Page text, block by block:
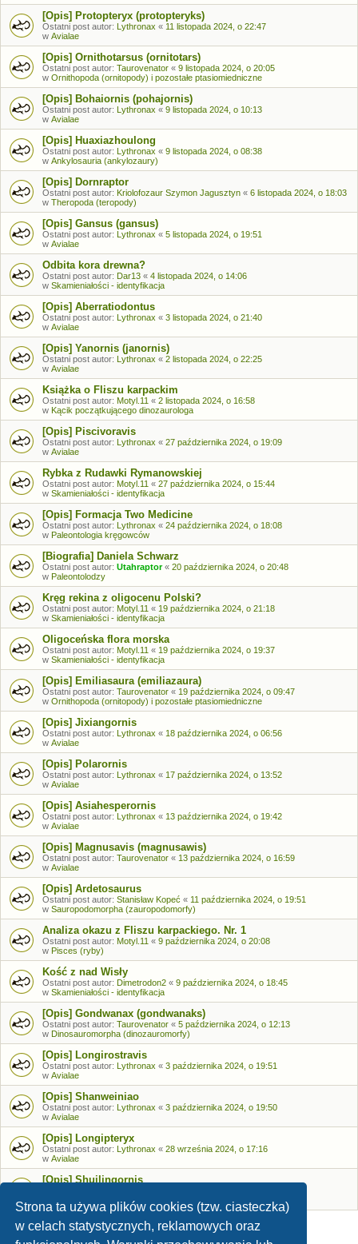
Strona ta używa plików cookies (tzw. ciasteczka)
w celach statystycznych, reklamowych oraz
[Opis] Protopteryx (protopteryks)
Ostatni post autor: Lythronax « 11 listopada 2024, o 22:47
w Avialae
[Opis] Ornithotarsus (ornitotars)
Ostatni post autor: Taurovenator « 9 listopada 2024, o 20:05
w Ornithopoda (ornitopody) i pozostałe ptasiomiedniczne
[Opis] Bohaiornis (pohajornis)
Ostatni post autor: Lythronax « 9 listopada 2024, o 10:13
w Avialae
[Opis] Huaxiazhoulong
Ostatni post autor: Lythronax « 9 listopada 2024, o 08:38
w Ankylosauria (ankylozaury)
[Opis] Dornraptor
Ostatni post autor: Kriolofozaur Szymon Jagusztyn « 6 listopada 2024, o 18:03
w Theropoda (teropody)
[Opis] Gansus (gansus)
Ostatni post autor: Lythronax « 5 listopada 2024, o 19:51
w Avialae
Odbita kora drewna?
Ostatni post autor: Dar13 « 4 listopada 2024, o 14:06
w Skamieniałości - identyfikacja
[Opis] Aberratiodontus
Ostatni post autor: Lythronax « 3 listopada 2024, o 21:40
w Avialae
[Opis] Yanornis (janornis)
Ostatni post autor: Lythronax « 2 listopada 2024, o 22:25
w Avialae
Książka o Fliszu karpackim
Ostatni post autor: Motyl.11 « 2 listopada 2024, o 16:58
w Kącik początkującego dinozaurologa
[Opis] Piscivoravis
Ostatni post autor: Lythronax « 27 października 2024, o 19:09
w Avialae
Rybka z Rudawki Rymanowskiej
Ostatni post autor: Motyl.11 « 27 października 2024, o 15:44
w Skamieniałości - identyfikacja
[Opis] Formacja Two Medicine
Ostatni post autor: Lythronax « 24 października 2024, o 18:08
w Paleontologia kręgowców
[Biografia] Daniela Schwarz
Ostatni post autor: Utahraptor« 20 października 2024, o 20:48
w Paleontolodzy
Kręg rekina z oligocenu Polski?
Ostatni post autor: Motyl.11 « 19 października 2024, o 21:18
w Skamieniałości - identyfikacja
Oligoceńska flora morska
Ostatni post autor: Motyl.11 « 19 października 2024, o 19:37
w Skamieniałości - identyfikacja
[Opis] Emiliasaura (emiliazaura)
Ostatni post autor: Taurovenator « 19 października 2024, o 09:47
w Ornithopoda (ornitopody) i pozostałe ptasiomiedniczne
[Opis] Jixiangornis
Ostatni post autor: Lythronax « 18 października 2024, o 06:56
w Avialae
[Opis] Polarornis
Ostatni post autor: Lythronax « 17 października 2024, o 13:52
w Avialae
[Opis] Asiahesperornis
Ostatni post autor: Lythronax « 13 października 2024, o 19:42
w Avialae
[Opis] Magnusavis (magnusawis)
Ostatni post autor: Taurovenator « 13 października 2024, o 16:59
w Avialae
[Opis] Ardetosaurus
Ostatni post autor: Stanisław Kopeć « 11 października 2024, o 19:51
w Sauropodomorpha (zauropodomorfy)
Analiza okazu z Fliszu karpackiego. Nr. 1
Ostatni post autor: Motyl.11 « 9 października 2024, o 20:08
w Pisces (ryby)
Kość z nad Wisły
Ostatni post autor: Dimetrodon2 « 9 października 2024, o 18:45
w Skamieniałości - identyfikacja
[Opis] Gondwanax (gondwanaks)
Ostatni post autor: Taurovenator « 5 października 2024, o 12:13
w Dinosauromorpha (dinozauromorfy)
[Opis] Longirostravis
Ostatni post autor: Lythronax « 3 października 2024, o 19:51
w Avialae
[Opis] Shanweiniao
Ostatni post autor: Lythronax « 3 października 2024, o 19:50
w Avialae
[Opis] Longipteryx
Ostatni post autor: Lythronax « 28 września 2024, o 17:16
w Avialae
[Opis] Shuilingornis